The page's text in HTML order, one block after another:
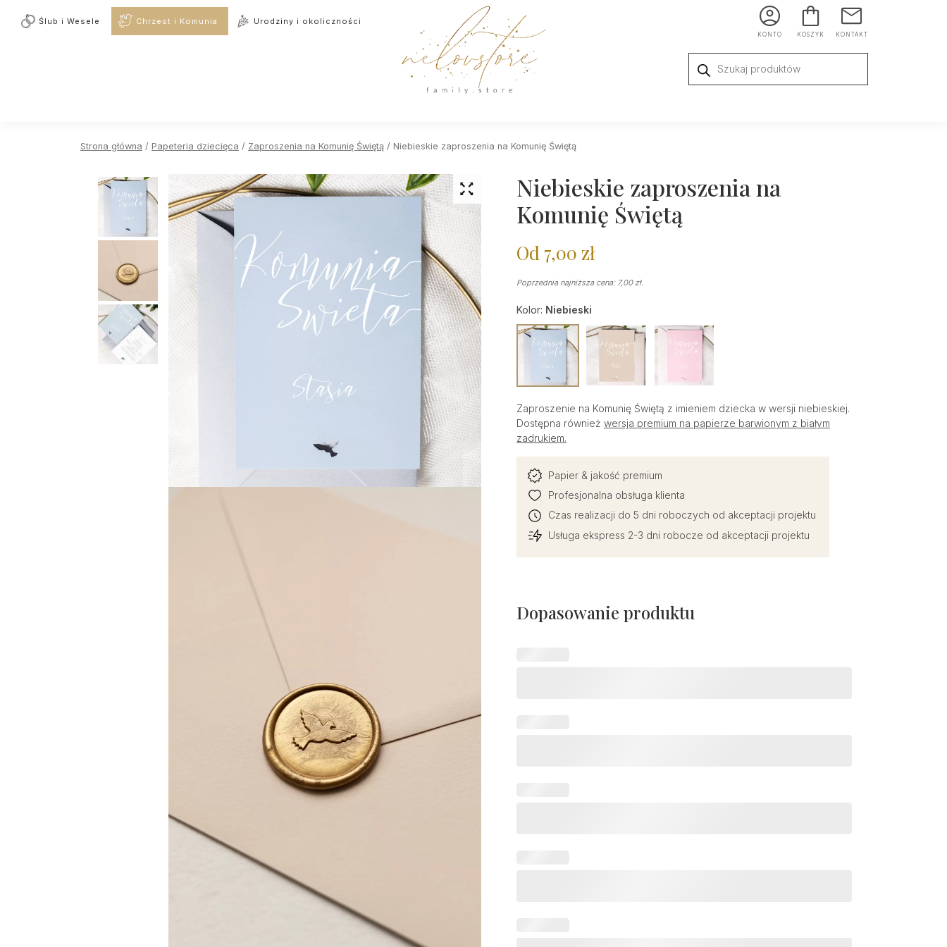
KONTO KOSZYK KONTAKT
produktów
Ślub i Wesele Chrzest i Komunia Urodziny i okoliczności
Strona główna / Papeteria dziecięca / Zaproszenia na Komunię Świętą / Niebieskie zaproszenia na Komunię Świętą
Niebieskie zaproszenia na
Komunię Świętą
Od 7,00 zł
Poprzednia najniższa cena: 7,00 zł.
Kolor: Niebieski
Zaproszenie na Komunię Świętą z imieniem dziecka w wersji niebieskiej.
Dostępna również wersja premium na papierze barwionym z białym
zadrukiem.
Papier & jakość premium
Profesjonalna obsługa klienta
Czas realizacji do 5 dni roboczych od akceptacji projektu
Usługa ekspress 2-3 dni robocze od akceptacji projektu
Dopasowanie produktu